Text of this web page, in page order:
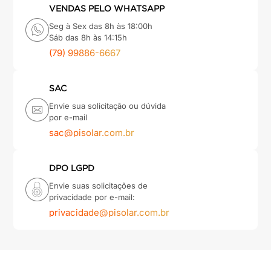
VENDAS PELO WHATSAPP
Seg à Sex das 8h às 18:00h
Sáb das 8h às 14:15h
(79) 99886-6667
SAC
Envie sua solicitação ou dúvida
por e-mail
sac@pisolar.com.br
DPO LGPD
Envie suas solicitações de
privacidade por e-mail:
privacidade@pisolar.com.br